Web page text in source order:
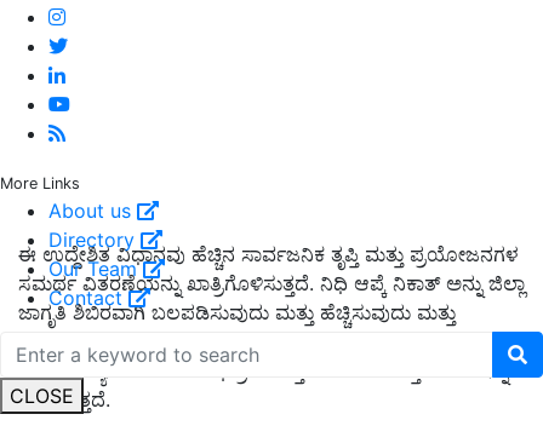
More Links
About us
Directory
Our Team
Contact
CLOSE
ಈ ಉದ್ದೇಶಿತ ವಿಧಾನವು ಹೆಚ್ಚಿನ ಸಾರ್ವಜನಿಕ ತೃಪ್ತಿ ಮತ್ತು ಪ್ರಯೋಜನಗಳ
ಸಮರ್ಥ ವಿತರಣೆಯನ್ನು ಖಾತ್ರಿಗೊಳಿಸುತ್ತದೆ. ನಿಧಿ ಆಪ್ಕೆ ನಿಕಾತ್ ಅನ್ನು ಜಿಲ್ಲಾ
ಜಾಗೃತಿ ಶಿಬಿರವಾಗಿ ಬಲಪಡಿಸುವುದು ಮತ್ತು ಹೆಚ್ಚಿಸುವುದು ಮತ್ತು
ಇಪಿಎಫ್‌ಒ ಕಚೇರಿಗಳಿಲ್ಲದ 500 ಕ್ಕೂ ಹೆಚ್ಚು ಜಿಲ್ಲೆಗಳನ್ನು ಒಳಗೊಂಡಿದೆ
ಮತ್ತು ಸದಸ್ಯರಿಗೆ ಸಾಮಾಜಿಕ ಭದ್ರತೆ ಮತ್ತು ತೊಂದರೆ-ಮುಕ್ತ ಸೇವೆಗಳನ್ನು
ಒದಗಿಸುತ್ತದೆ.